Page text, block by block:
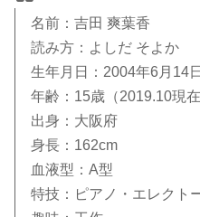
名前：吉田 爽葉香
読み方：よしだ そよか
生年月日：2004年6月14日
年齢：15歳（2019.10現在
出身：大阪府
身長：162cm
血液型：A型
特技：ピアノ・エレクト